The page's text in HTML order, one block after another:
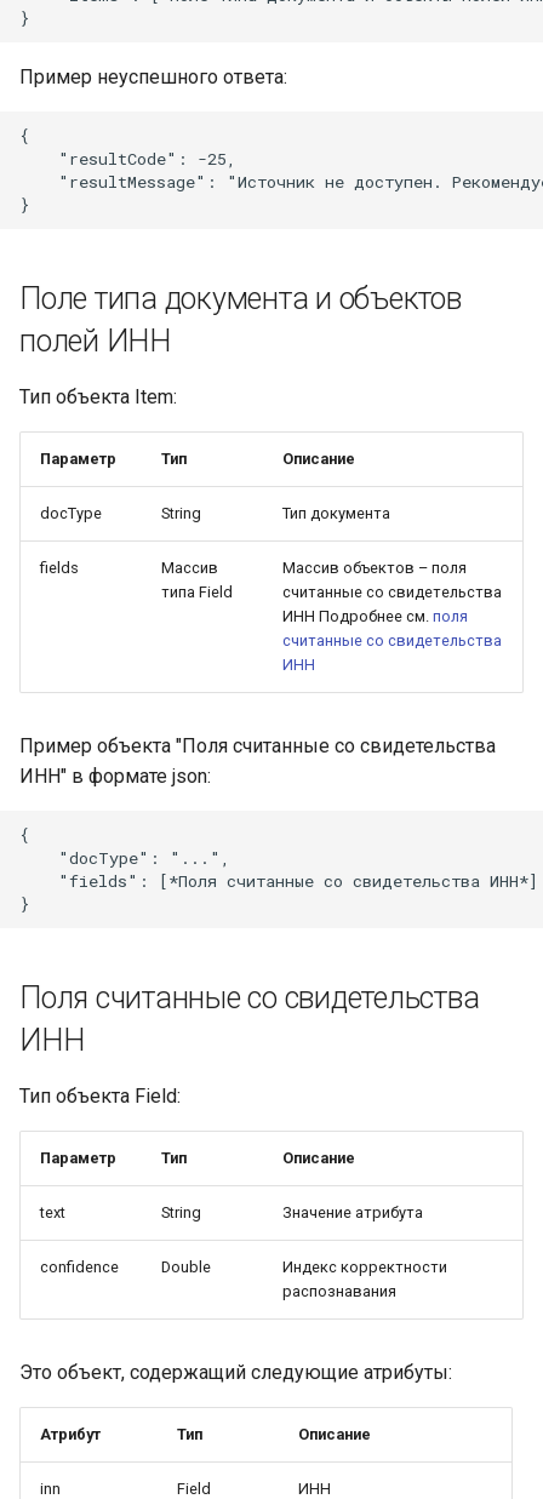
Пример неуспешного ответа:
{
    "resultCode": -25,
"resultMessage": "Источник не доступен.
Поле типа документа и объектов
полей ИНН
Тип объекта Item:
Параметр Тип Описание
docType String Тип документа
fields
Массив
типа Field
Массив объектов – поля
считанные со свидетельства
ИНН Подробнее см. поля
считанные со свидетельства
ИНН
Пример объекта "Поля считанные со свидетельства
ИНН" в формате json:
{
    "docType": "...",
    "fields": [*Поля считанные со свидетельства ИНН*]
Поля считанные со свидетельства
ИНН
Тип объекта Field:
Параметр Тип Описание
text String Значение атрибута
confidence Double
Индекс корректности
распознавания
Это объект, содержащий следующие атрибуты:
Атрибут Тип Описание
inn Field ИНН